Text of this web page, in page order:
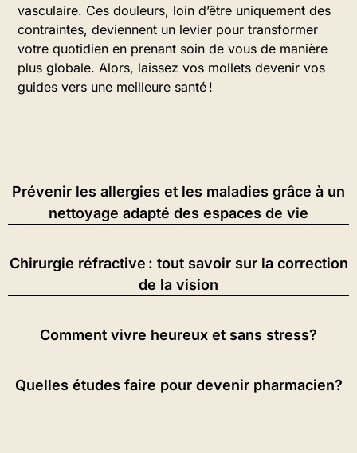
vasculaire. Ces douleurs, loin d’être uniquement des
contraintes, deviennent un levier pour transformer
votre quotidien en prenant soin de vous de manière
plus globale. Alors, laissez vos mollets devenir vos
guides vers une meilleure santé !
Prévenir les allergies et les maladies grâce à un
nettoyage adapté des espaces de vie
Chirurgie réfractive : tout savoir sur la correction
de la vision
Comment vivre heureux et sans stress?
Quelles études faire pour devenir pharmacien?